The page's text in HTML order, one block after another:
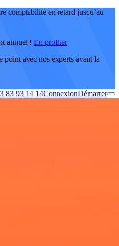
comptabilité en retard jusqu’au
annuel ! En profiter
point avec nos experts avant la
83 93 14 14ConnexionDémarrer